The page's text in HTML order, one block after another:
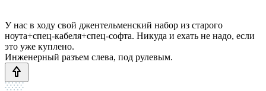
У нас в ходу свой джентельменский набор из старого
ноута+спец-кабеля+спец-софта. Никуда и ехать не надо, если
это уже куплено.
Инженерный разъем слева, под рулевым.